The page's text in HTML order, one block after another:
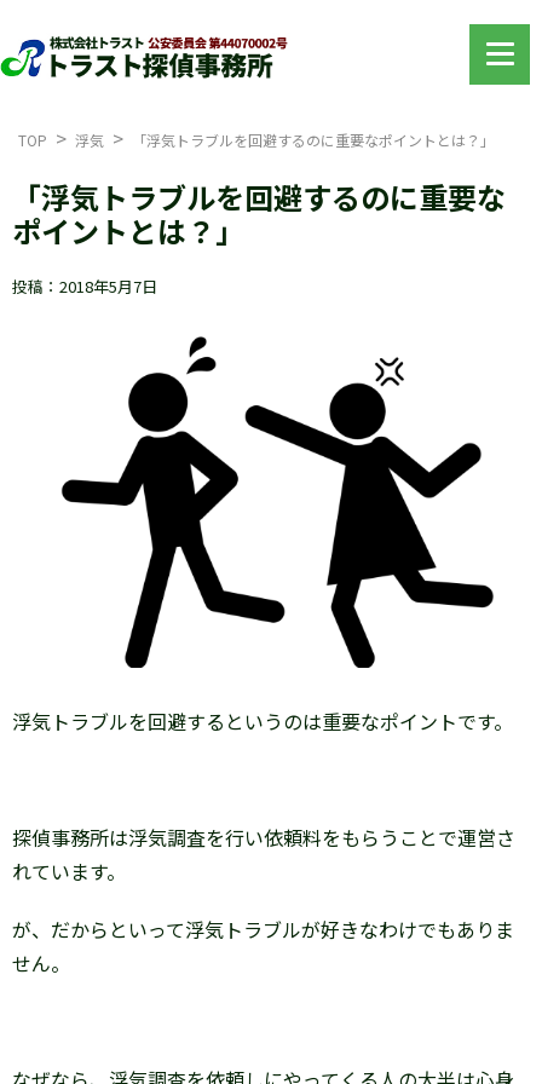
TOP 浮気 「浮気トラブルを回避するのに重要なポイントとは？」
「浮気トラブルを回避するのに重要な
ポイントとは？」
投稿：2018年5月7日
浮気トラブルを回避するというのは重要なポイントです。
探偵事務所は浮気調査を行い依頼料をもらうことで運営さ
れています。
が、だからといって浮気トラブルが好きなわけでもありま
せん。